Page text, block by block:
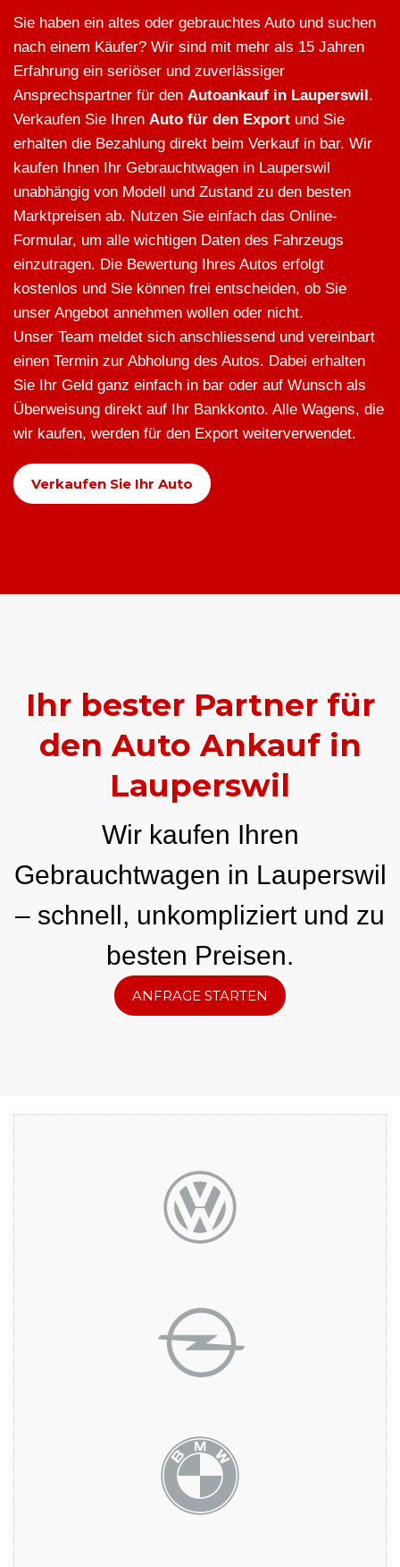
Sie haben ein altes oder gebrauchtes Auto und suchen
nach einem Käufer? Wir sind mit mehr als 15 Jahren
Erfahrung ein seriöser und zuverlässiger
Ansprechspartner für den Autoankauf in Lauperswil.
Verkaufen Sie Ihren Auto für den Export und Sie
erhalten die Bezahlung direkt beim Verkauf in bar. Wir
kaufen Ihnen Ihr Gebrauchtwagen in Lauperswil
unabhängig von Modell und Zustand zu den besten
Marktpreisen ab. Nutzen Sie einfach das Online-
Formular, um alle wichtigen Daten des Fahrzeugs
einzutragen. Die Bewertung Ihres Autos erfolgt
kostenlos und Sie können frei entscheiden, ob Sie
unser Angebot annehmen wollen oder nicht.
Unser Team meldet sich anschliessend und vereinbart
einen Termin zur Abholung des Autos. Dabei erhalten
Sie Ihr Geld ganz einfach in bar oder auf Wunsch als
Überweisung direkt auf Ihr Bankkonto. Alle Wagens, die
wir kaufen, werden für den Export weiterverwendet.
Verkaufen Sie Ihr Auto
Ihr bester Partner für
den Auto Ankauf in
Lauperswil
Wir kaufen Ihren
Gebrauchtwagen in Lauperswil
– schnell, unkompliziert und zu
besten Preisen.
ANFRAGE STARTEN